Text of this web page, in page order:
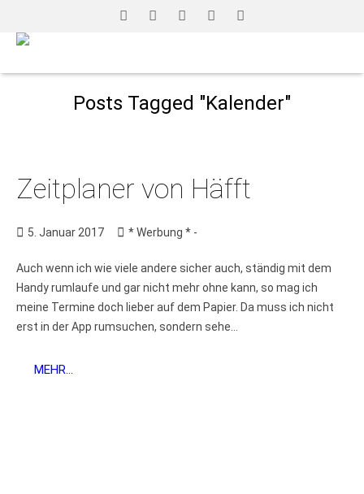
Posts Tagged "Kalender"
Zeitplaner von Häfft
5. Januar 2017 * Werbung * -
Auch wenn ich wie viele andere sicher auch, ständig mit dem
Handy rumlaufe und gar nicht mehr ohne kann, so mag ich
meine Termine doch lieber auf dem Papier. Da muss ich nicht
erst in der App rumsuchen, sondern sehe...
MEHR...